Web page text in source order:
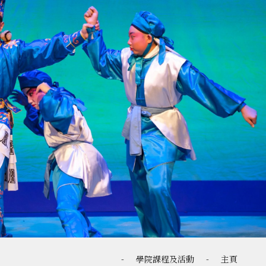
- 學院課程及活動 - 主頁